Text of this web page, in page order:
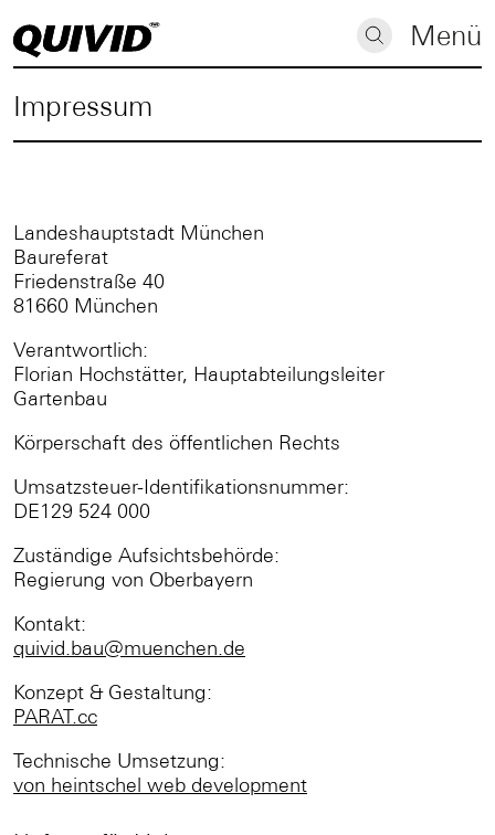
Menü
Impressum
Landeshauptstadt München
Baureferat
Friedenstraße 40
81660 München
Verantwortlich:
Florian Hochstätter, Hauptabteilungsleiter
Gartenbau
Körperschaft des öffentlichen Rechts
Umsatzsteuer-Identifikationsnummer:
DE129 524 000
Zuständige Aufsichtsbehörde:
Regierung von Oberbayern
Kontakt:
quivid.bau@muenchen.de
Konzept & Gestaltung:
PARAT.cc
Technische Umsetzung:
von heintschel web development